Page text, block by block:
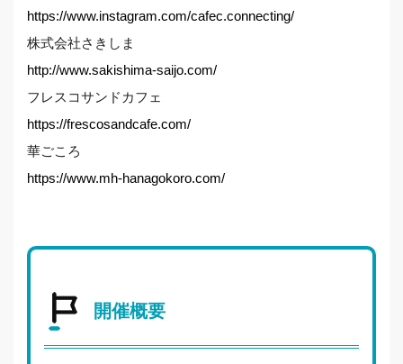
https://www.instagram.com/cafec.connecting/
株式会社さきしま
http://www.sakishima-saijo.com/
フレスコサンドカフェ
https://frescosandcafe.com/
華ごころ
https://www.mh-hanagokoro.com/
開催概要